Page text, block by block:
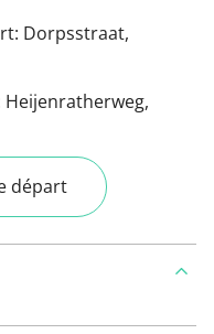
Dorpsstraat,
Heijenratherweg,
départ